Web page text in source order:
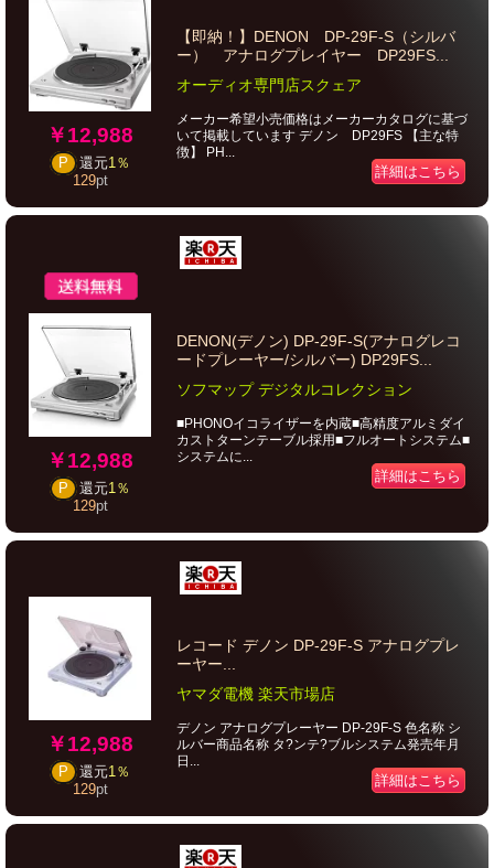
￥12,988
P 還元1％
129pt
【即納！】DENON DP-29F-S（シルバ
ー） アナログプレイヤー DP29FS...
オーディオ専門店スクェア
メーカー希望小売価格はメーカーカタログに基づ
いて掲載しています デノン DP29FS 【主な特
徴】 PH...
詳細はこちら
￥12,988
P 還元1％
129pt
DENON(デノン) DP-29F-S(アナログレコ
ードプレーヤー/シルバー) DP29FS...
ソフマップ デジタルコレクション
■PHONOイコライザーを内蔵■高精度アルミダイ
カストターンテーブル採用■フルオートシステム■
システムに...
詳細はこちら
￥12,988
P 還元1％
129pt
レコード デノン DP-29F-S アナログプレ
ーヤー...
ヤマダ電機 楽天市場店
デノン アナログプレーヤー DP-29F-S 色名称 シ
ルバー商品名称 タ?ンテ?ブルシステム発売年月
日...
詳細はこちら